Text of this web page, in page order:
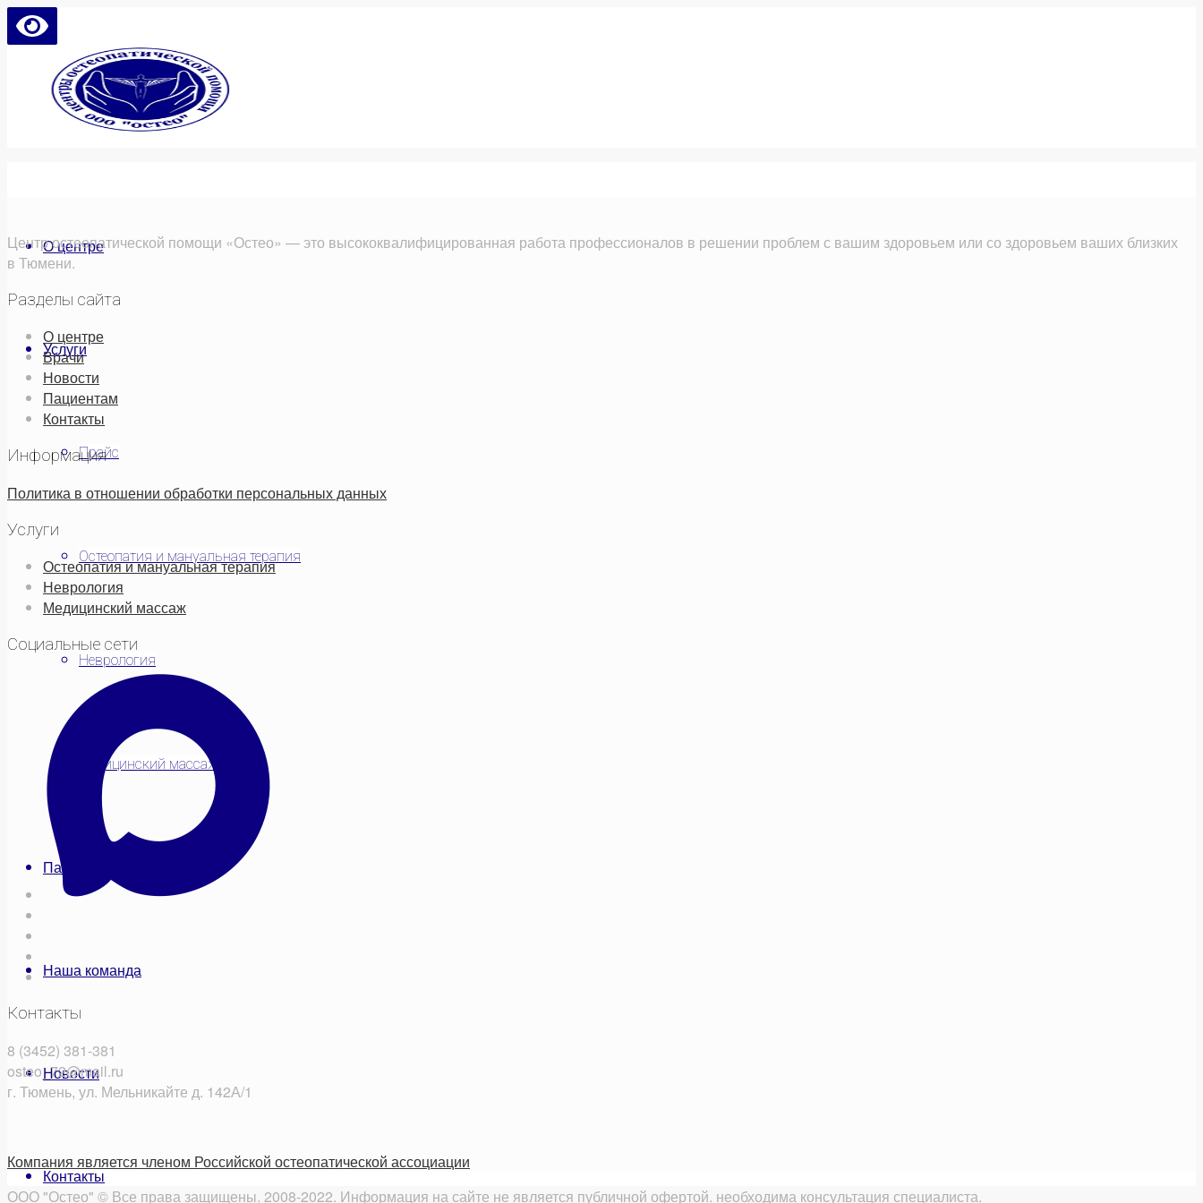
О центре
Услуги
Прайс
Остеопатия и мануальная терапия
Неврология
Медицинский массаж
Пациентам
Наша команда
Новости
Контакты
Центр остеопатической помощи «Остео» — это высококвалифицированная работа профессионалов в решении проблем с вашим здоровьем или со здоровьем ваших близких
в Тюмени.
Разделы сайта
О центре
Врачи
Новости
Пациентам
Контакты
Информация
Политика в отношении обработки персональных данных
Услуги
Остеопатия и мануальная терапия
Неврология
Медицинский массаж
Социальные сети
Контакты
8 (3452) 381-381
osteo_72@mail.ru
г. Тюмень, ул. Мельникайте д. 142А/1
Компания является членом Российской остеопатической ассоциации
ООО "Остео" © Все права защищены. 2008-2022. Информация на сайте не является публичной офертой. необходима консультация специалиста.